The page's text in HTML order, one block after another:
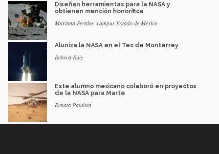
Diseñan herramientas para la NASA y
obtienen mención honorífica
Mariana Perales |campus Estado de México
Aluniza la NASA en el Tec de Monterrey
Rebeca Ruiz
Este alumno mexicano colaboró en proyectos
de la NASA para Marte
Renata Bautista